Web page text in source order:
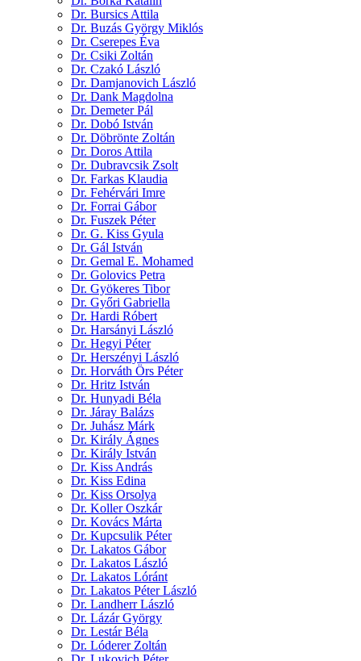
Dr. Bursics Attila
Dr. Buzás György Miklós
Dr. Cserepes Éva
Dr. Csiki Zoltán
Dr. Czakó László
Dr. Damjanovich László
Dr. Dank Magdolna
Dr. Demeter Pál
Dr. Dobó István
Dr. Döbrönte Zoltán
Dr. Doros Attila
Dr. Dubravcsik Zsolt
Dr. Farkas Klaudia
Dr. Fehérvári Imre
Dr. Forrai Gábor
Dr. Fuszek Péter
Dr. G. Kiss Gyula
Dr. Gál István
Dr. Gemal E. Mohamed
Dr. Golovics Petra
Dr. Gyökeres Tibor
Dr. Győri Gabriella
Dr. Hardi Róbert
Dr. Harsányi László
Dr. Hegyi Péter
Dr. Herszényi László
Dr. Horváth Örs Péter
Dr. Hritz István
Dr. Hunyadi Béla
Dr. Járay Balázs
Dr. Juhász Márk
Dr. Király Ágnes
Dr. Király István
Dr. Kiss András
Dr. Kiss Edina
Dr. Kiss Orsolya
Dr. Koller Oszkár
Dr. Kovács Márta
Dr. Kupcsulik Péter
Dr. Lakatos Gábor
Dr. Lakatos László
Dr. Lakatos Lóránt
Dr. Lakatos Péter László
Dr. Landherr László
Dr. Lázár György
Dr. Lestár Béla
Dr. Lóderer Zoltán